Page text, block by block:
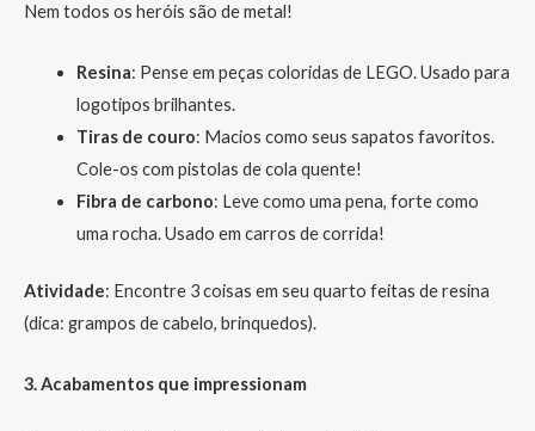
Nem todos os heróis são de metal!
Resina: Pense em peças coloridas de LEGO. Usado para
logotipos brilhantes.
Tiras de couro: Macios como seus sapatos favoritos.
Cole-os com pistolas de cola quente!
Fibra de carbono: Leve como uma pena, forte como
uma rocha. Usado em carros de corrida!
Atividade: Encontre 3 coisas em seu quarto feitas de resina
(dica: grampos de cabelo, brinquedos).
3. Acabamentos que impressionam